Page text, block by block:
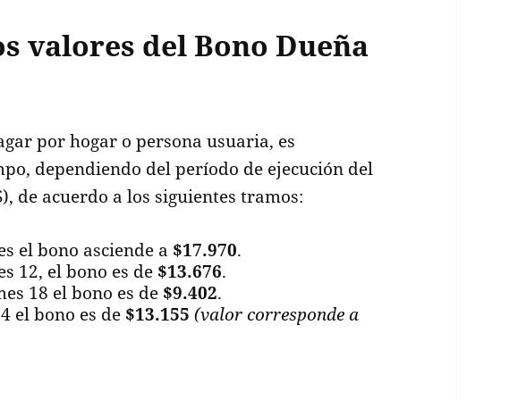
valores del Bono Dueña
por hogar o persona usuaria, es
dependiendo del período de ejecución del
de acuerdo a los siguientes tramos:
el bono asciende a $17.970.
12, el bono es de $13.676.
18 el bono es de $9.402.
el bono es de $13.155 (valor corresponde a